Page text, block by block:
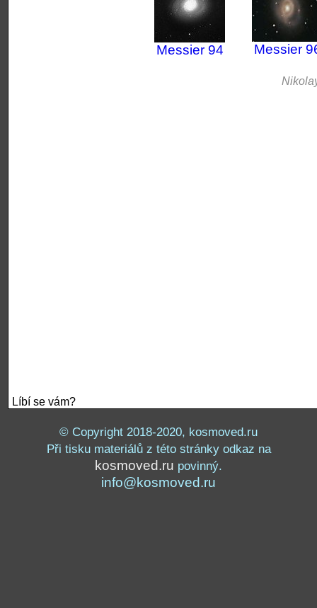
Мessier 94 Мessier
Líbí se vám?
© Copyright 2018-2020, kosmoved.ru
Při tisku materiálů z této stránky odkaz na
kosmoved.ru povinný.
info@kosmoved.ru